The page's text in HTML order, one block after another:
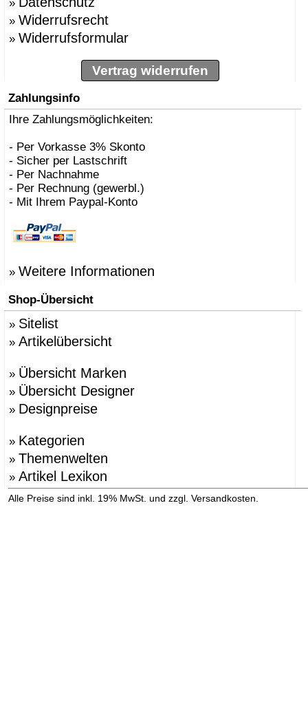
»
» Widerrufsrecht
» Widerrufsformular
Vertrag widerrufen
Zahlungsinfo
Ihre Zahlungsmöglichkeiten:
- Per Vorkasse 3% Skonto
- Sicher per Lastschrift
- Per Nachnahme
- Per Rechnung (gewerbl.)
- Mit Ihrem Paypal-Konto
» Weitere Informationen
Shop-Übersicht
» Sitelist
» Artikelübersicht
» Übersicht Marken
» Übersicht Designer
» Designpreise
» Kategorien
» Themenwelten
» Artikel Lexikon
Alle Preise sind inkl. 19% MwSt. und zzgl. Versandkosten.